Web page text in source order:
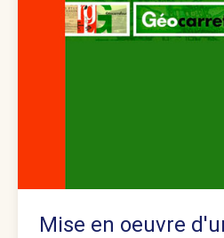
Mise en oeuvre